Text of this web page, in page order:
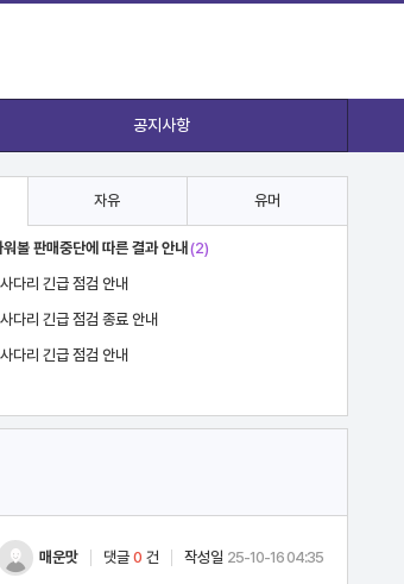
공지사항
자유 유머
볼 판매중단에 따른 결과 안내 (2)
다리 긴급 점검 안내
다리 긴급 점검 종료 안내
다리 긴급 점검 안내
매운맛 댓글 0 건 작성일 25-10-16 04:35